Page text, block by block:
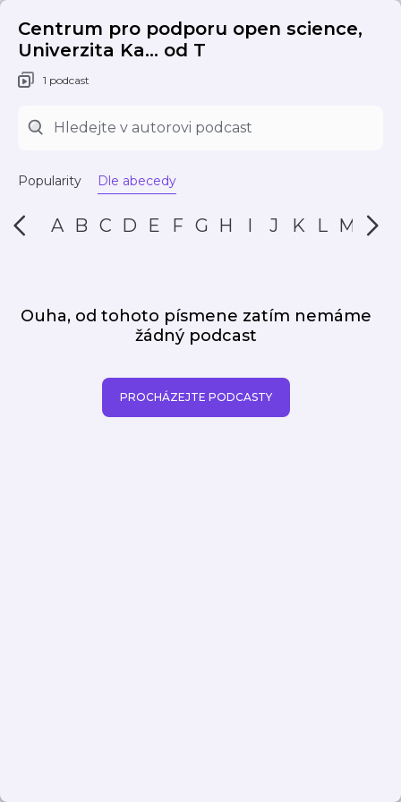
Centrum pro podporu open science,
Univerzita Ka... od T
1 podcast
Popularity Dle abecedy
A B C D E F G H I J K L M N
Ouha, od tohoto písmene zatím nemáme
žádný podcast
PROCHÁZEJTE PODCASTY